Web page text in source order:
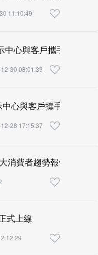
11:10:49
中心與客戶攜手迎接數
30 08:01:39
心與客戶攜手迎接數
28 17:15:37
消費者趨勢報告：人工
式上線